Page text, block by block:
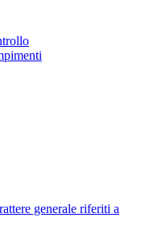
generale riferiti a